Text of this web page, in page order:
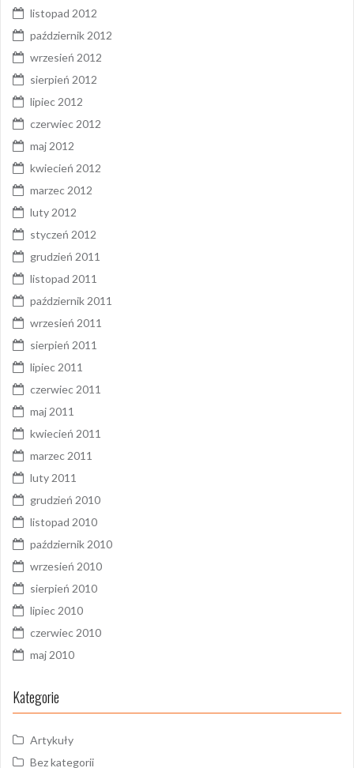
listopad 2012
październik 2012
wrzesień 2012
sierpień 2012
lipiec 2012
czerwiec 2012
maj 2012
kwiecień 2012
marzec 2012
luty 2012
styczeń 2012
grudzień 2011
listopad 2011
październik 2011
wrzesień 2011
sierpień 2011
lipiec 2011
czerwiec 2011
maj 2011
kwiecień 2011
marzec 2011
luty 2011
grudzień 2010
listopad 2010
październik 2010
wrzesień 2010
sierpień 2010
lipiec 2010
czerwiec 2010
maj 2010
Kategorie
Artykuły
Bez kategorii